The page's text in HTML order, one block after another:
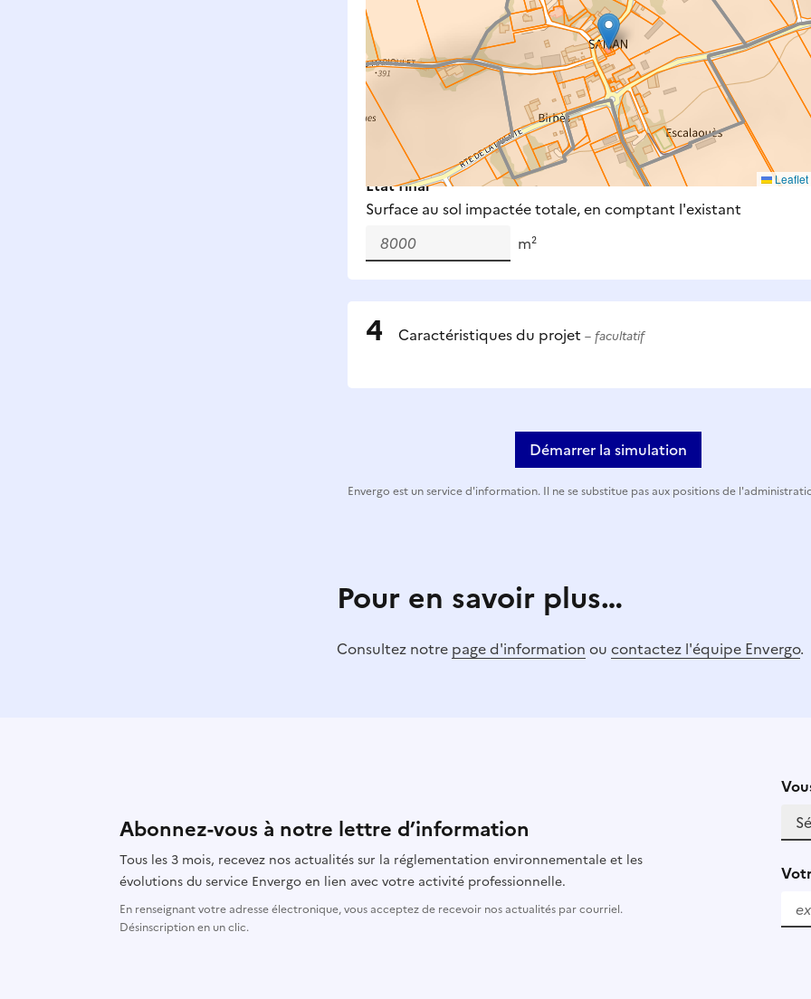
Leaflet
Surfaces à prendre en compte : bâti, voirie, espaces verts,
remblais et bassins — impacts définitifs et temporaires
Nouveaux impacts
Surface au sol nouvellement impactée par le projet
m²
État final
Surface au sol impactée totale, en comptant l'existant
m²
Caractéristiques du projet – facultatif
Démarrer la simulation
Envergo est un service d'information. Il ne se substitue pas aux positions de
Pour en savoir plus…
Consultez notre page d'information ou contactez l'équipe Envergo.
Abonnez-vous à notre lettre d’information
Tous les 3 mois, recevez nos actualités sur la réglementation environnementale et les
évolutions du service Envergo en lien avec votre activité professionnelle.
En renseignant votre adresse électronique, vous acceptez de recevoir nos actualités par courriel.
Désinscription en un clic.